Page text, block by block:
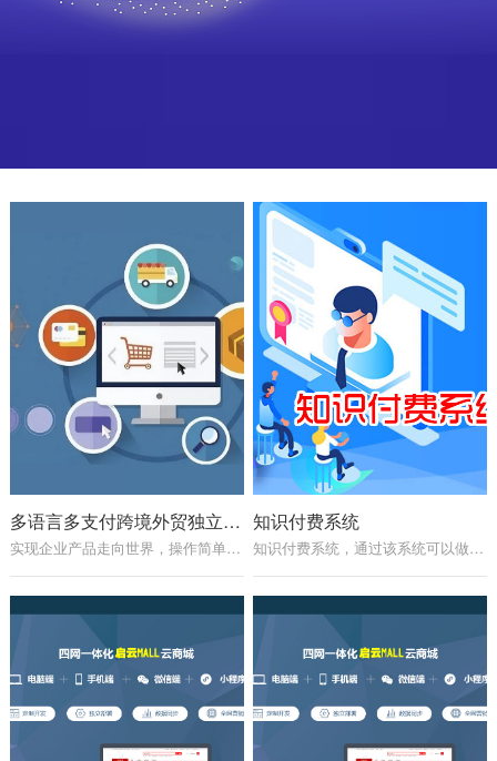
多语言多支付跨境外贸独立站系统
实现企业产品走向世界，操作简单方便，良好的谷歌SEO。
知识付费系统
知识付费系统，通过该系统可以做知识付费类的变现。